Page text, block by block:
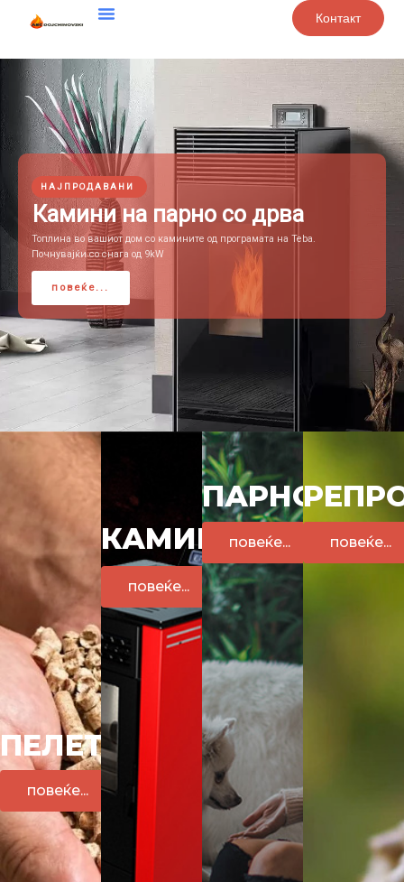
Контакт
НАЈПРОДАВАНИ
Камини на парно со дрва
Топлина во вашиот дом со камините од програмата на Teba.
Почнувајќи со снага од 9kW
повеќе...
ПЕЛЕТИ
повеќе...
КАМИНИ
повеќе...
ПАРНО
повеќе... повеќе...